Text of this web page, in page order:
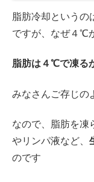
脂肪冷却という
ですが、なぜ４℃
脂肪は４℃で凍る
みなさんご存じの
なので、脂肪を凍
やリンパ液など、
のです